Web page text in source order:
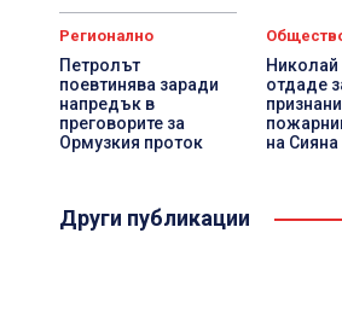
Регионално
Петролът
поевтинява заради
напредък в
преговорите за
Ормузкия проток
отдаде
на Сияна
Други публикации